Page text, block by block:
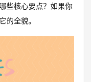
些核心要点？如果你
的全貌。